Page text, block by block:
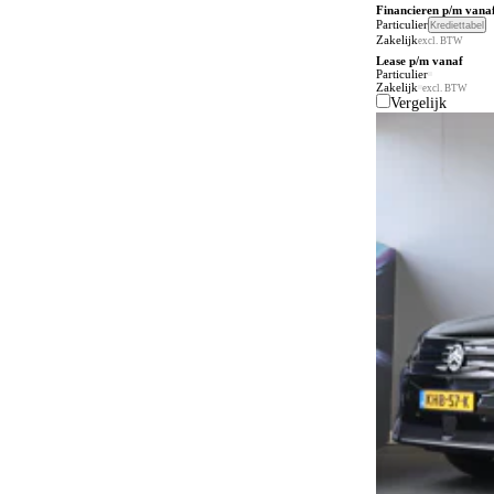
Financieren p/m
ParticulierKrediettabel
Zakelijkexcl. BTW
Lease p/m vanaf
Particulier
Zakelijk excl. BTW
Vergelijk